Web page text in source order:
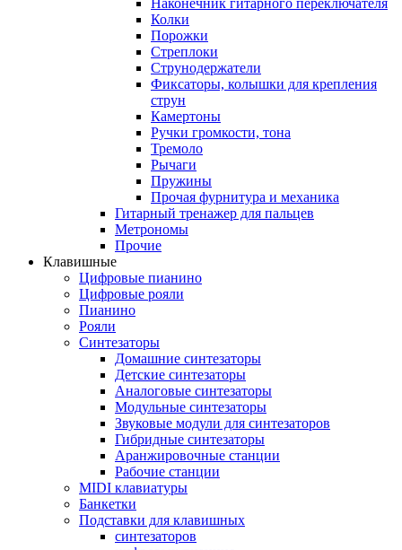
Наконечник гитарного переключателя
Колки
Порожки
Стреплоки
Струнодержатели
Фиксаторы, колышки для крепления
струн
Камертоны
Ручки громкости, тона
Тремоло
Рычаги
Пружины
Прочая фурнитура и механика
Гитарный тренажер для пальцев
Метрономы
Прочие
Клавишные
Цифровые пианино
Цифровые рояли
Пианино
Рояли
Синтезаторы
Домашние синтезаторы
Детские синтезаторы
Аналоговые синтезаторы
Модульные синтезаторы
Звуковые модули для синтезаторов
Гибридные синтезаторы
Аранжировочные станции
Рабочие станции
MIDI клавиатуры
Банкетки
Подставки для клавишных
синтезаторов